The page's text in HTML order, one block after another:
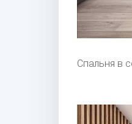
Спальня в